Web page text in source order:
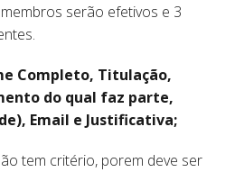
serão efetivos e 3
Completo, Titulação,
do qual faz parte,
Email e Justificativa;
tem critério, porem deve ser